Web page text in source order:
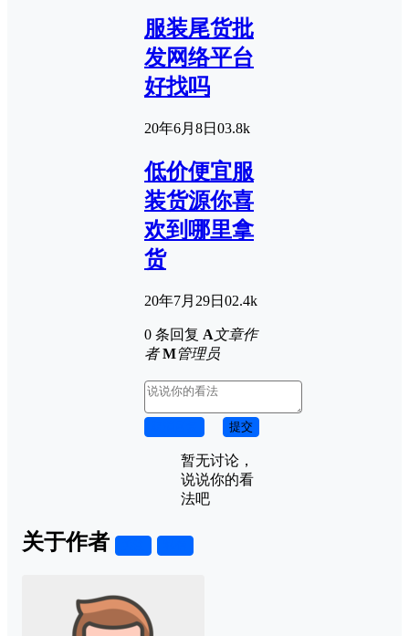
服装尾货批
发网络平台
好找吗
20年6月8日 03.8k
低价便宜服
装货源你喜
欢到哪里拿
货
20年7月29日 02.4k
0 条回复 A文章作
者 M管理员
提交
暂无讨论，
说说你的看
法吧
关于作者